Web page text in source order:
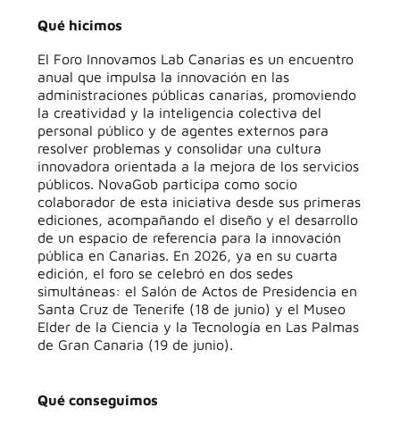
Qué hicimos
El Foro Innovamos Lab Canarias es un encuentro
anual que impulsa la innovación en las
administraciones públicas canarias, promoviendo
la creatividad y la inteligencia colectiva del
personal público y de agentes externos para
resolver problemas y consolidar una cultura
innovadora orientada a la mejora de los servicios
públicos. NovaGob participa como socio
colaborador de esta iniciativa desde sus primeras
ediciones, acompañando el diseño y el desarrollo
de un espacio de referencia para la innovación
pública en Canarias. En 2026, ya en su cuarta
edición, el foro se celebró en dos sedes
simultáneas: el Salón de Actos de Presidencia en
Santa Cruz de Tenerife (18 de junio) y el Museo
Elder de la Ciencia y la Tecnología en Las Palmas
de Gran Canaria (19 de junio).
Qué conseguimos